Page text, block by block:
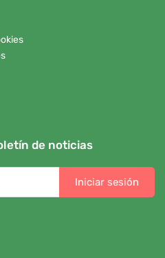
de noticias
Iniciar sesión